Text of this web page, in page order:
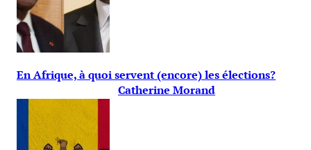
En Afrique, à quoi servent (encore) les élections?
Catherine Morand